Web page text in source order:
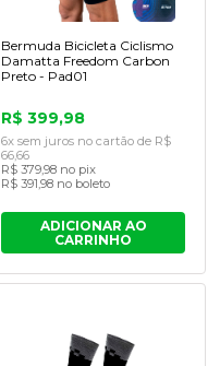
Bermuda Bicicleta Ciclismo
Damatta Freedom Carbon
Preto - Pad01
R$ 399,98
6x sem juros no cartão de R$
66,66
R$ 379,98 no pix
R$ 391,98 no boleto
ADICIONAR AO
CARRINHO